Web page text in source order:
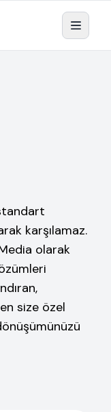
karşılamaz.
olarak
size özel